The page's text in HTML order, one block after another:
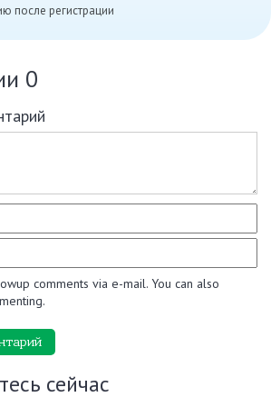
после регистрации
0
comments via e-mail. You can also
сейчас